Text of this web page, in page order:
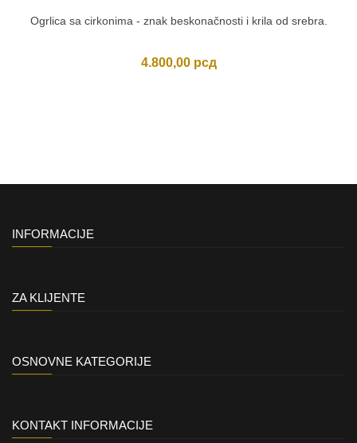
Ogrlica sa cirkonima - znak beskonačnosti i krila od srebra.
4.800,00 рсд
INFORMACIJE
ZA KLIJENTE
OSNOVNE KATEGORIJE
KONTAKT INFORMACIJE